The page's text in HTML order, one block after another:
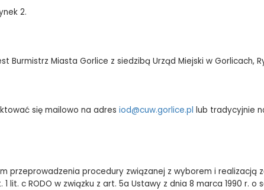
2.
Miasta Gorlice z siedzibą Urząd Miejski w Gorlicach,
się mailowo na adres iod@cuw.gorlice.pl lub tradycyjnie
procedury związanej z wyborem i realizacją
c RODO w związku z art. 5a Ustawy z dnia 8 marca 1990 r. o